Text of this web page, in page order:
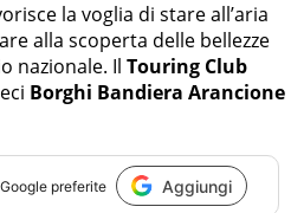
la voglia di stare all’aria
alla scoperta delle bellezze
nazionale. Il Touring Club
Borghi Bandiera Arancione
preferite Aggiungi